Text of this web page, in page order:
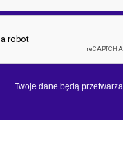
Twoje dane będą